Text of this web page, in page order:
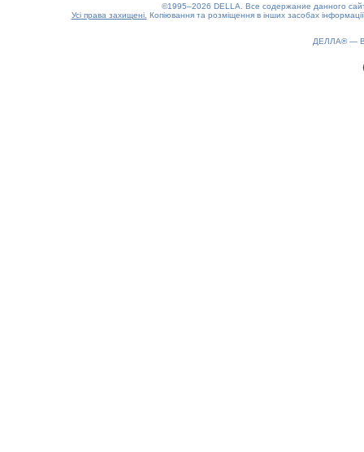
©1995–2026 DELLA. Все содержание данного
Усі права захищені. Копіювання та розміщення в інших засобах
ДЕЛЛА® —